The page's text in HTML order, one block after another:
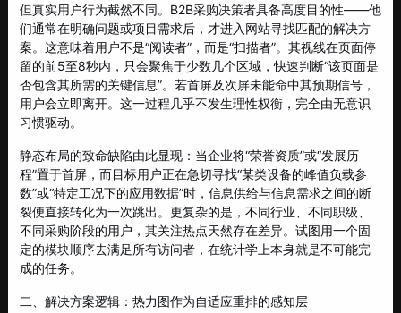
但真实用户行为截然不同。B2B采购决策者具备高度目的性——他
们通常在明确问题或项目需求后，才进入网站寻找匹配的解决方
案。这意味着用户不是“阅读者”，而是“扫描者”。其视线在页面停
留的前5至8秒内，只会聚焦于少数几个区域，快速判断“该页面是
否包含其所需的关键信息”。若首屏及次屏未能命中其预期信号，
用户会立即离开。这一过程几乎不发生理性权衡，完全由无意识
习惯驱动。
静态布局的致命缺陷由此显现：当企业将“荣誉资质”或“发展历
程”置于首屏，而目标用户正在急切寻找“某类设备的峰值负载参
数”或“特定工况下的应用数据”时，信息供给与信息需求之间的断
裂便直接转化为一次跳出。更复杂的是，不同行业、不同职级、
不同采购阶段的用户，其关注热点天然存在差异。试图用一个固
定的模块顺序去满足所有访问者，在统计学上本身就是不可能完
成的任务。
二、解决方案逻辑：热力图作为自适应重排的感知层